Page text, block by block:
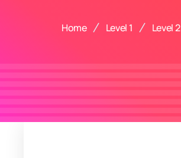
Home Level 1 Level 2